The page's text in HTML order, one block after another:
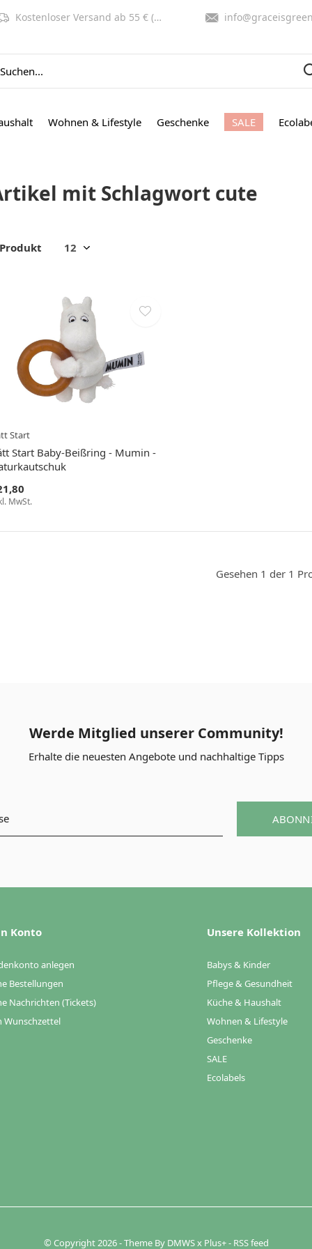
Wohnen & Lifestyle Geschenke SALE
Kostenloser Versand ab 55 € (NL, BE) info@graceisgreen.com
mit Schlagwort cute
Start
Start Baby-Beißring - Mumin -
MwSt.
Gesehen 1 der 1
Werde Mitglied unserer Community!
Erhalte die neuesten Angebote und nachhaltige Tipps
Konto
anlegen
Bestellungen
Nachrichten (Tickets)
Wunschzettel
Unsere Kollektion
Babys & Kinder
Pflege & Gesundheit
Küche & Haushalt
Wohnen & Lifestyle
Geschenke
SALE
Ecolabels
© Copyright2026- Theme By DMWSx Plus+- RSS feed